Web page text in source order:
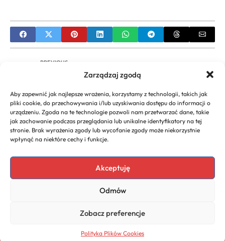
Zarządzaj zgodą
Aby zapewnić jak najlepsze wrażenia, korzystamy z technologii, takich jak
pliki cookie, do przechowywania i/lub uzyskiwania dostępu do informacji o
urządzeniu. Zgoda na te technologie pozwoli nam przetwarzać dane, takie
jak zachowanie podczas przeglądania lub unikalne identyfikatory na tej
stronie. Brak wyrażenia zgody lub wycofanie zgody może niekorzystnie
wpłynąć na niektóre cechy i funkcje.
Akceptuję
Odmów
Zobacz preferencje
Polityka Plików Cookies
PREVIOUS
Kalkulator Podatkowy JDG 2022: Oblicz PIT dla
Jednoosobowej Działalności Gospodarczej po
Polskim Ładzie
NEXT
Kalkulator e-PIT online: Szybkie i Bezpłatne
Copyright 2026. All rights
Prywatności